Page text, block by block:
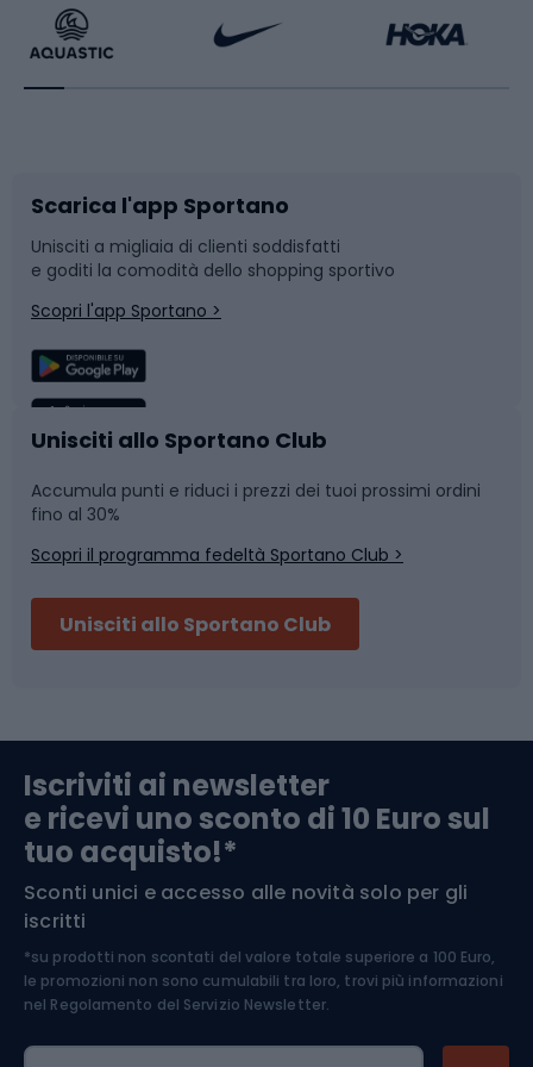
Bikepacking
Bushcraft
Corsa
Sport di squadra
Caschi da ciclismo
Skitouring
Abbigliamento da escursionismo
Sport con le racchette
Slitte e slittini
Snowboard
Camminata nordica
Nuoto
Pattinaggio
Componenti per biciclette
Arrampicata
Medicina dello sport
Abbigliamento ciclistico
Scarica l'app Sportano
Unisciti a migliaia di clienti soddisfatti
e goditi la comodità dello shopping sportivo
Scopri l'app Sportano >
Unisciti allo Sportano Club
Accumula punti e riduci i prezzi dei tuoi prossimi ordini
fino al 30%
Scopri il programma fedeltà Sportano Club >
Unisciti allo Sportano Club
Iscriviti ai newsletter
e ricevi uno sconto di 10 Euro sul
tuo acquisto!*
Sconti unici e accesso alle novità solo per gli
iscritti
*su prodotti non scontati del valore totale superiore a 100 Euro,
le promozioni non sono cumulabili tra loro, trovi più informazioni
nel Regolamento del Servizio Newsletter.